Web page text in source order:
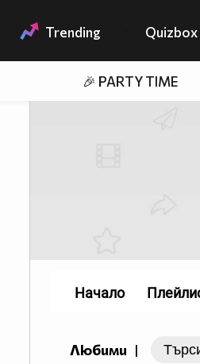
Trending Quizbox
🎉 PARTY TIME
Любими |
Начало